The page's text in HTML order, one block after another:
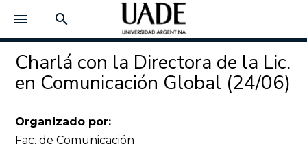
menu search
Charlá con la Directora de la Lic.
en Comunicación Global (24/06)
Organizado por:
Fac. de Comunicación